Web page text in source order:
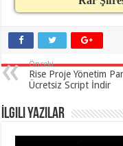
taşımacılık,
taşımacılık,
gaziantep
asansörlü
taşıma
gaziantep
eve
taşımacılık,
Önceki
Rise Proje Yönetim
Ücretsiz Script İndir
İlgili Yazılar